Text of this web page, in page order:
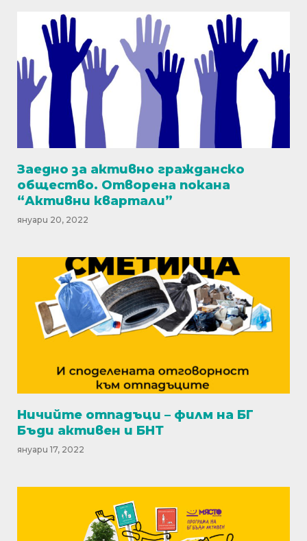
Заедно за активно гражданско
общество. Отворена покана
“Активни квартали”
януари 20, 2022
Ничийте отпадъци – филм на БГ
Бъди активен и БНТ
януари 17, 2022